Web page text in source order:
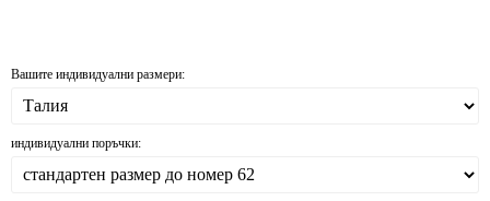
Вашите индивидуални размери:
индивидуални поръчки: